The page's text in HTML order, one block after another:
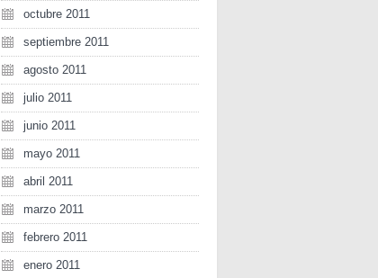
octubre 2011
septiembre 2011
agosto 2011
julio 2011
junio 2011
mayo 2011
abril 2011
marzo 2011
febrero 2011
enero 2011